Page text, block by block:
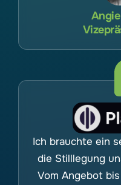
Ich brauchte ein
die Stilllegung
Vom Angebot